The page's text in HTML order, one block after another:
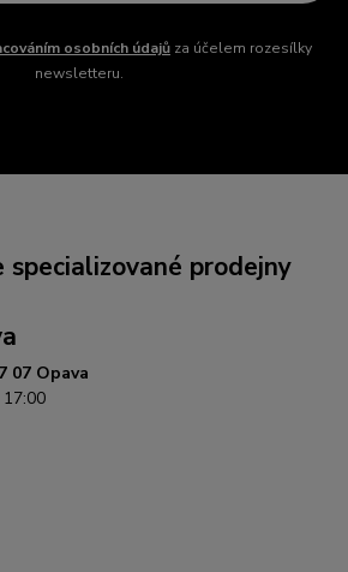
osobních údajůza účelem rozesílky
newsletteru.
prodejny
07 Opava